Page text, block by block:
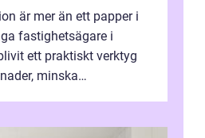
är mer än ett papper i
fastighetsägare i
ett praktiskt verktyg
minska